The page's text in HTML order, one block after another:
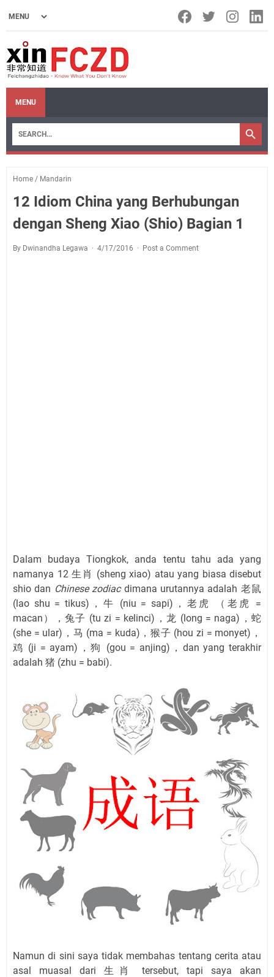
MENU
Home / Mandarin
12 Idiom China yang Berhubungan
dengan Sheng Xiao (Shio) Bagian 1
By Dwinandha Legawa 4/17/2016 Post a Comment
Dalam budaya Tiongkok, anda tentu tahu ada yang
namanya 12 生肖 (sheng xiao) atau yang biasa disebut
shio dan Chinese zodiacdimana urutannya adalah 老鼠
(lao shu = tikus)，牛 (niu = sapi)，老虎 （老虎 =
macan），兔子 (tu zi = kelinci)，龙 (long = naga)，蛇
(she = ular)，马 (ma = kuda)，猴子 (hou zi = monyet)，
鸡 (ji = ayam)，狗 (gou = anjing)，dan yang terakhir
adalah 猪 (zhu = babi).
Namun di sini saya tidak membahas tentang cerita atau
asal muasal dari 生肖 tersebut, tapi saya akan